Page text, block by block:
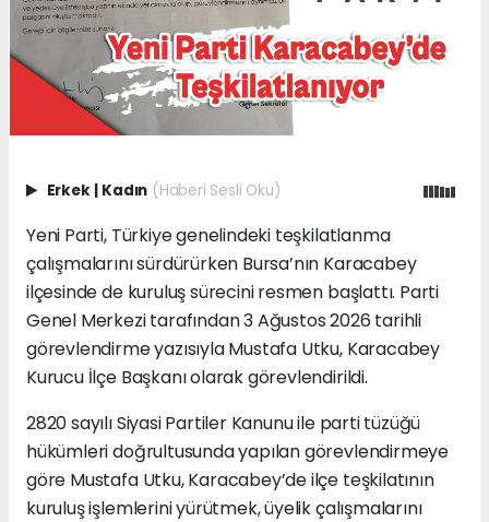
Erkek | Kadın (Haberi Sesli Oku)
Yeni Parti, Türkiye genelindeki teşkilatlanma
çalışmalarını sürdürürken Bursa’nın Karacabey
ilçesinde de kuruluş sürecini resmen başlattı. Parti
Genel Merkezi tarafından 3 Ağustos 2026 tarihli
görevlendirme yazısıyla Mustafa Utku, Karacabey
Kurucu İlçe Başkanı olarak görevlendirildi.
2820 sayılı Siyasi Partiler Kanunu ile parti tüzüğü
hükümleri doğrultusunda yapılan görevlendirmeye
göre Mustafa Utku, Karacabey’de ilçe teşkilatının
kuruluş işlemlerini yürütmek, üyelik çalışmalarını